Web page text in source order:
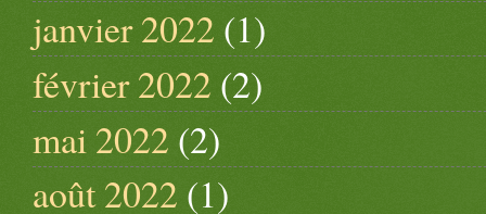
janvier 2022 (1)
février 2022 (2)
mai 2022 (2)
août 2022 (1)